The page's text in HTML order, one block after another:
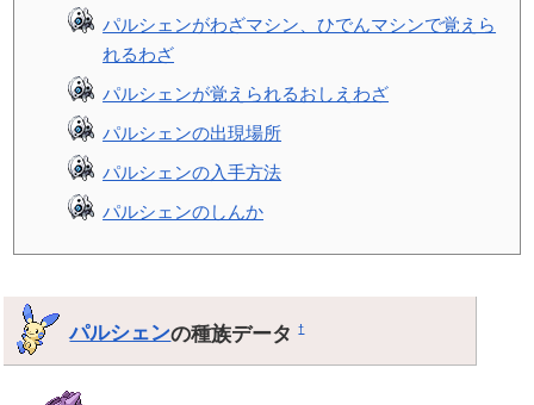
パルシェンがわざマシン、ひでんマシンで覚えら
れるわざ
パルシェンが覚えられるおしえわざ
パルシェンの出現場所
パルシェンの入手方法
パルシェンのしんか
パルシェンの種族データ†